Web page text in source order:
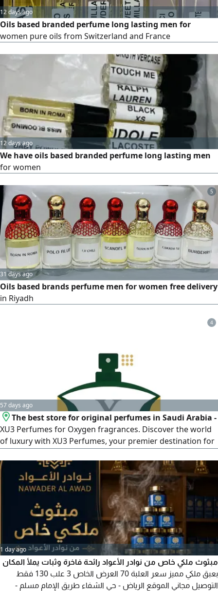
12 days ago
Oils based branded perfume long lasting men for
women pure oils from Switzerland and France
12 days ago
We have oils based branded perfume long lasting men
for women
5
31 days ago
Oils based brands perfume men for women free delivery
in Riyadh
4
57 days ago
The best store for original perfumes in Saudi Arabia -
XU3 Perfumes for Oxygen fragrances. Discover the world
of luxury with XU3 Perfumes, your premier destination for
exceptional collection that reflects your personality and
leaves an unforgettable impression. Among the highlights
of our luxury Oxygen Perfumes Al Majlis perfume - the
1 day ago
مبثوث ملكي خاص من نوادر الأعواد رائحة فاخرة وثبات يملأ المكان
بعبق ملكي مميز سعر العلبة 70 العرض الخاص 3 علب 130 فقط
التوصيل مجاني الموقع الرياض - حي الشفاء طريق الإمام مسلم -